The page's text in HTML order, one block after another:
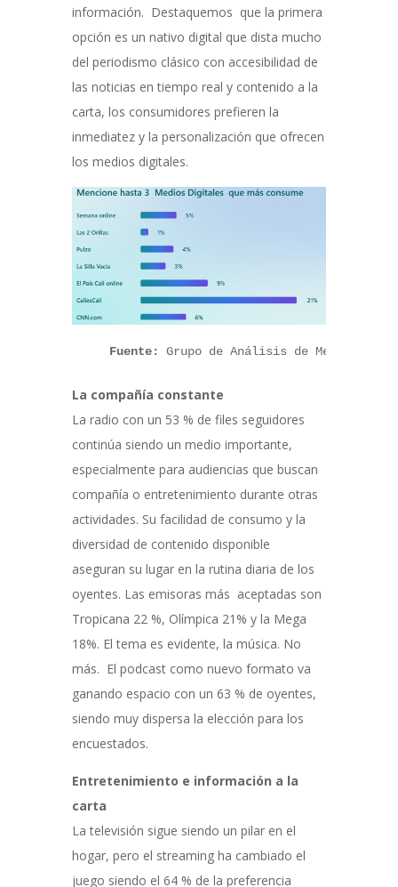
información. Destaquemos que la primera
opción es un nativo digital que dista mucho
del periodismo clásico con accesibilidad de
las noticias en tiempo real y contenido a la
carta, los consumidores prefieren la
inmediatez y la personalización que ofrecen
los medios digitales.
    Fuente:
Grupo de Análisis de Medios -
La compañía constante
La radio con un 53 % de files seguidores
continúa siendo un medio importante,
especialmente para audiencias que buscan
compañía o entretenimiento durante otras
actividades. Su facilidad de consumo y la
diversidad de contenido disponible
aseguran su lugar en la rutina diaria de los
oyentes. Las emisoras más aceptadas son
Tropicana 22 %, Olímpica 21% y la Mega
18%. El tema es evidente, la música. No
más. El podcast como nuevo formato va
ganando espacio con un 63 % de oyentes,
siendo muy dispersa la elección para los
encuestados.
Entretenimiento e información a la
carta
La televisión sigue siendo un pilar en el
hogar, pero el streaming ha cambiado el
juego siendo el 64 % de la preferencia